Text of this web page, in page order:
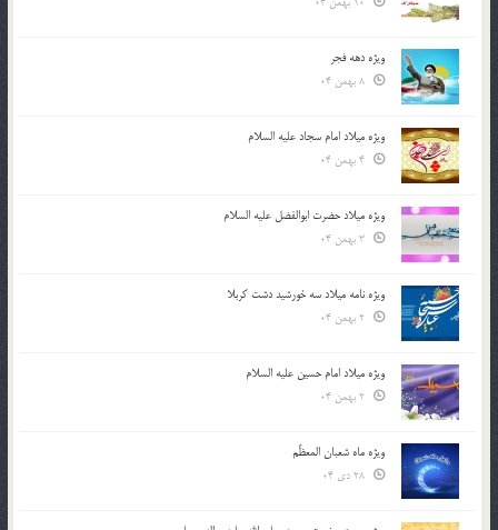
ویژه دهه فجر
ویژه میلاد امام سجاد علیه السلام
ویژه میلاد حضرت ابوالفضل علیه السلام
ویژه نامه میلاد سه خورشید دشت کربلا
ویژه میلاد امام حسین علیه السلام
ویژه ماه شعبان المعظّم